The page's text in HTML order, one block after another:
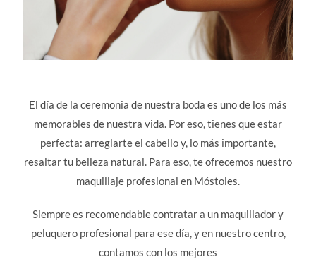
El día de la ceremonia de nuestra boda es uno de los más
memorables de nuestra vida. Por eso, tienes que estar
perfecta: arreglarte el cabello y, lo más importante,
resaltar tu belleza natural. Para eso, te ofrecemos nuestro
maquillaje profesional en Móstoles.
Siempre es recomendable contratar a un maquillador y
peluquero profesional para ese día, y en nuestro centro,
contamos con los mejores